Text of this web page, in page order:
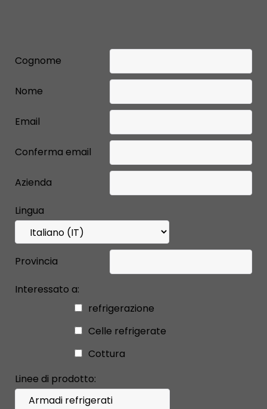
Cognome
Nome
Email
Conferma email
Azienda
Lingua
Provincia
Interessato a:
refrigerazione
Celle refrigerate
Cottura
Linee di prodotto: